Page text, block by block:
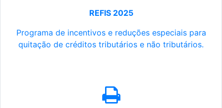
REFIS 2025
Programa de incentivos e reduções especiais para
quitação de créditos tributários e não tributários.